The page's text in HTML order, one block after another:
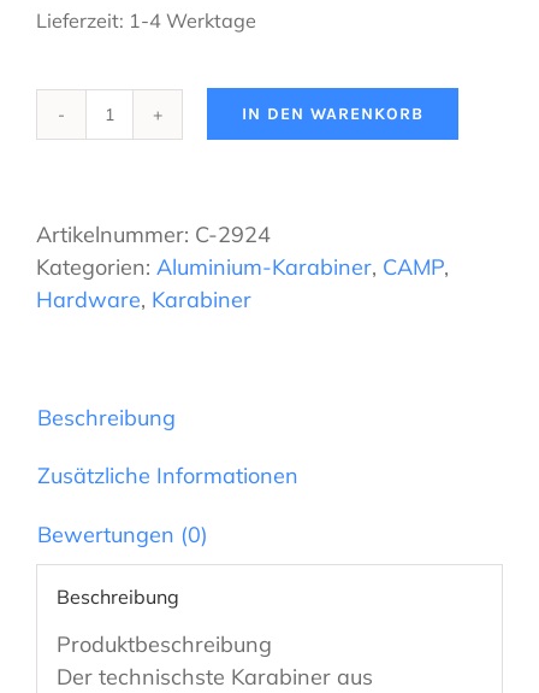
Lieferzeit: 1-4 Werktage
CAMP
Atom
Belay
Lock
IN DEN WARENKORB
Artikelnummer: C-2924
Kategorien: Aluminium-Karabiner, CAMP,
Hardware, Karabiner
Beschreibung
Zusätzliche Informationen
Bewertungen (0)
Beschreibung
Produktbeschreibung
Der technischste Karabiner aus